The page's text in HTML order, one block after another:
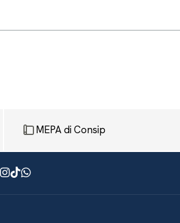
MEPA di Consip
TikTok
WhatsApp